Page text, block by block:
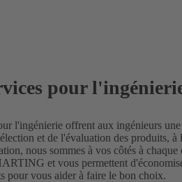
pour
l'ingénierie offrent aux ingénieurs
et de l'évaluation des produits,
nous sommes à vos côtés à
et vous permettent
pour vous aider à faire le bon choix.